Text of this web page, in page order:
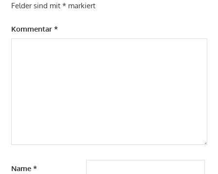
Felder sind mit *markiert
Kommentar *
Name *